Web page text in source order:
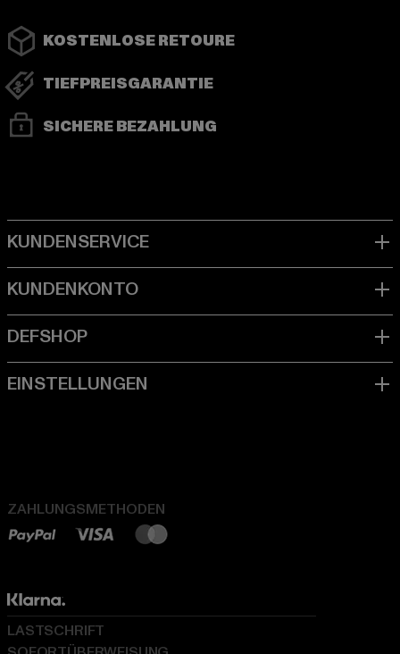
KOSTENLOSE RETOURE
TIEFPREISGARANTIE
SICHERE BEZAHLUNG
ZAHLUNGSMETHODEN
LASTSCHRIFT